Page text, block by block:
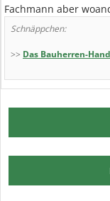
Fachmann aber
Schnäppchen:
>> Das Bauherren-